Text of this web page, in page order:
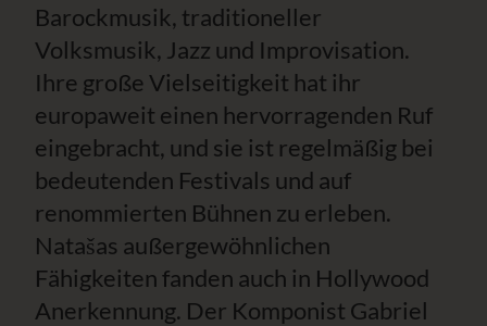
Barockmusik, traditioneller
Volksmusik, Jazz und Improvisation.
Ihre große Vielseitigkeit hat ihr
europaweit einen hervorragenden Ruf
eingebracht, und sie ist regelmäßig bei
bedeutenden Festivals und auf
renommierten Bühnen zu erleben.
Natašas außergewöhnlichen
Fähigkeiten fanden auch in Hollywood
Anerkennung. Der Komponist Gabriel